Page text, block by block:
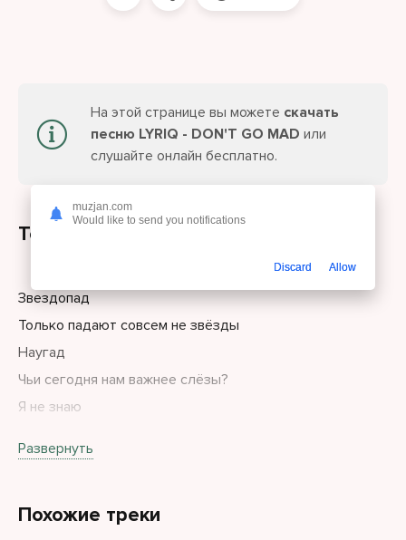
На этой странице вы можете скачать
песню LYRIQ - DON'T GO MAD или
слушайте онлайн бесплатно.
Текст песни
Звездопад
Только падают совсем не звёзды
Наугад
Чьи сегодня нам важнее слёзы?
Я не знаю
Ведь не верю даже
Don’t go mad
Развернуть
Похожие треки
muzjan.com
Would like to send you notifications
Discard Allow